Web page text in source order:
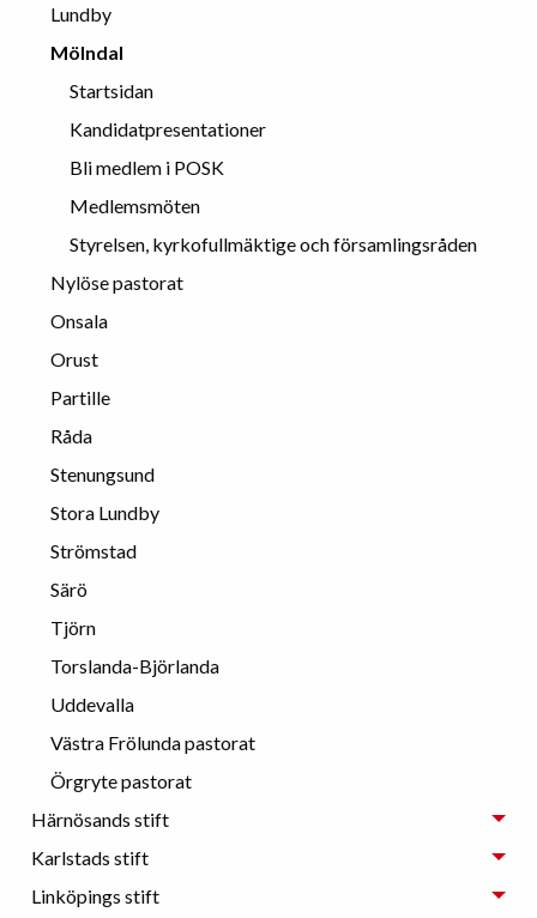
Lundby
Mölndal
Startsidan
Kandidatpresentationer
Bli medlem i POSK
Medlemsmöten
Styrelsen, kyrkofullmäktige och församlingsråden
Nylöse pastorat
Onsala
Orust
Partille
Råda
Stenungsund
Stora Lundby
Strömstad
Särö
Tjörn
Torslanda-Björlanda
Uddevalla
Västra Frölunda pastorat
Örgryte pastorat
Härnösands stift
Karlstads stift
Linköpings stift